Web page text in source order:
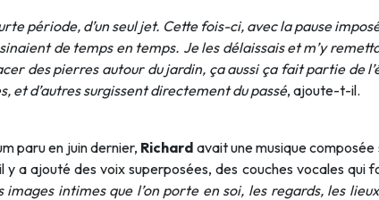
période, d’un seul jet. Cette fois-ci, avec la pause
de temps en temps. Je les délaissais et m’y
des pierres autour du jardin, ça aussi ça fait partie de
et d’autres surgissent directement du passé, ajoute-t-il.
paru en juin dernier, Richard avait une musique
y a ajouté des voix superposées, des couches vocales qui
intimes que l’on porte en soi, les regards, les